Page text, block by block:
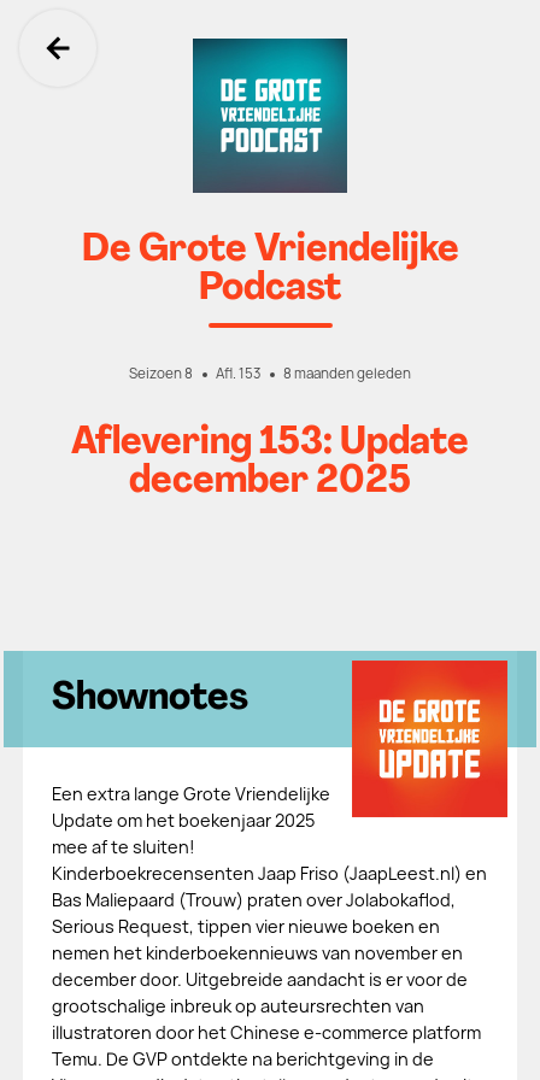
Ga terug
De Grote Vriendelijke
Podcast
Seizoen 8 Afl. 153 8 maanden geleden
Aflevering 153: Update
december 2025
Shownotes
Een extra lange Grote Vriendelijke
Update om het boekenjaar 2025
mee af te sluiten!
Kinderboekrecensenten Jaap Friso (JaapLeest.nl) en
Bas Maliepaard (Trouw) praten over Jolabokaflod,
Serious Request, tippen vier nieuwe boeken en
nemen het kinderboekennieuws van november en
december door. Uitgebreide aandacht is er voor de
grootschalige inbreuk op auteursrechten van
illustratoren door het Chinese e-commerce platform
Temu. De GVP ontdekte na berichtgeving in de